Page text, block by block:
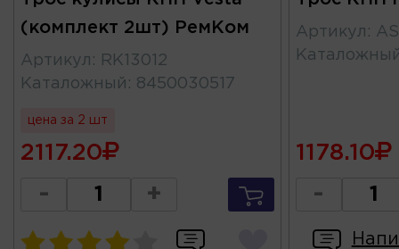
(комплект 2шт) РемКом
Артикул :
RK13012
Каталожный : 8450030517
цена за 2 шт
2117.20
- +
Артикул :
1178.10
-